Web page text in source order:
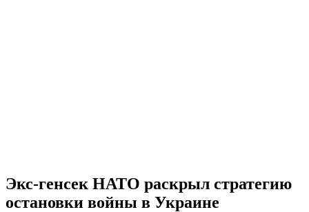
Экс-генсек НАТО раскрыл стратегию
остановки войны в Украине